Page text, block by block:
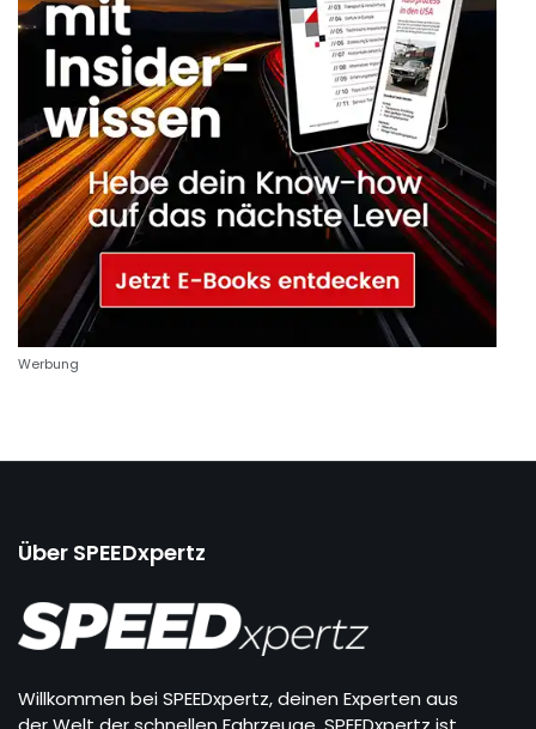
Werbung
Über SPEEDxpertz
Willkommen bei SPEEDxpertz, deinen Experten aus